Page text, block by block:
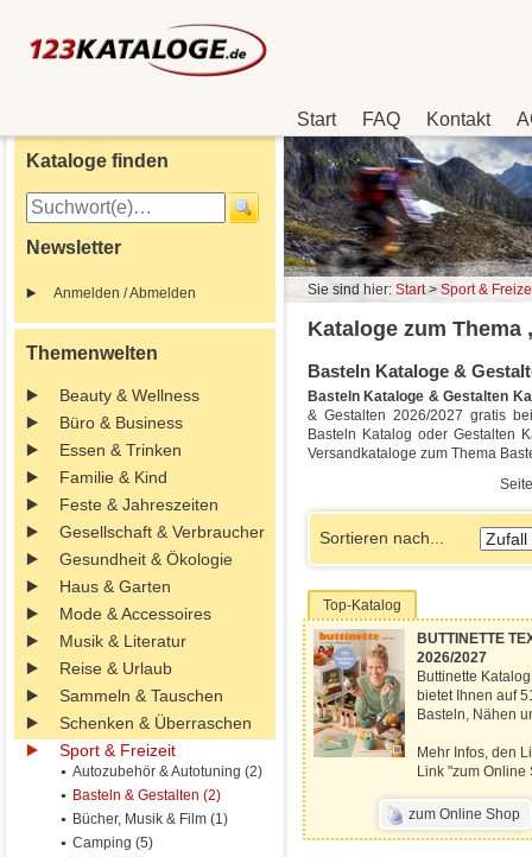
Start FAQ Kontakt
Kataloge finden
Newsletter
Anmelden / Abmelden
Themenwelten
Beauty & Wellness
Büro & Business
Essen & Trinken
Familie & Kind
Feste & Jahreszeiten
Gesellschaft & Verbraucher
Gesundheit & Ökologie
Haus & Garten
Mode & Accessoires
Musik & Literatur
Reise & Urlaub
Sammeln & Tauschen
Schenken & Überraschen
Sport & Freizeit
Autozubehör & Autotuning (2)
Basteln & Gestalten (2)
Bücher, Musik & Film (1)
Camping (5)
Sie sind hier: Start> Sport &
Kataloge zum Thema
Basteln Kataloge &
Basteln Kataloge & Gestalten
& Gestalten 2026/2027 gratis
Basteln Katalog oder Gestalten
Versandkataloge zum Thema
Sortieren nach...
Top-Katalog
BUTTINETTE
2026/2027
Buttinette
bietet Ihnen auf
Basteln, Nähen
Mehr Infos, den
Link "zum
zum Online Shop